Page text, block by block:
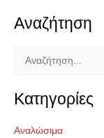
Αναζήτηση
α
Κατηγορίες
Αναλώσιμα